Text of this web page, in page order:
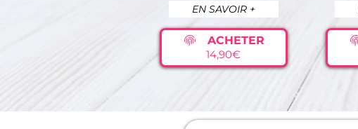
EN SAVOIR +
ACHETER
14,90€